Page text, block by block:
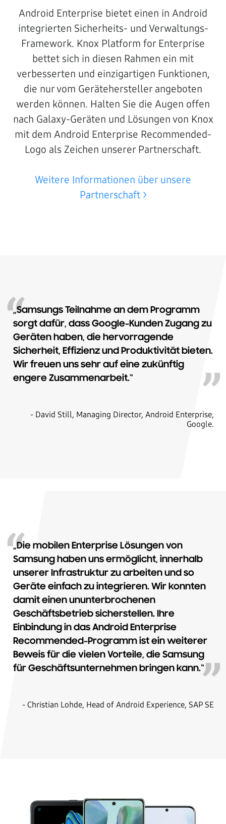
Android Enterprise bietet einen in Android
integrierten Sicherheits- und Verwaltungs-
Framework. Knox Platform for Enterprise
bettet sich in diesen Rahmen ein mit
verbesserten und einzigartigen Funktionen,
die nur vom Gerätehersteller angeboten
werden können. Halten Sie die Augen offen
nach Galaxy-Geräten und Lösungen von Knox
mit dem Android Enterprise Recommended-
Logo als Zeichen unserer Partnerschaft.
Weitere Informationen über unsere
Partnerschaft >
„Samsungs Teilnahme an dem Programm
sorgt dafür, dass Google-Kunden Zugang zu
Geräten haben, die hervorragende
Sicherheit, Effizienz und Produktivität bieten.
Wir freuen uns sehr auf eine zukünftig
engere Zusammenarbeit.“
- David Still, Managing Director, Android Enterprise,
Google.
„Die mobilen Enterprise Lösungen von
Samsung haben uns ermöglicht, innerhalb
unserer Infrastruktur zu arbeiten und so
Geräte einfach zu integrieren. Wir konnten
damit einen ununterbrochenen
Geschäftsbetrieb sicherstellen. Ihre
Einbindung in das Android Enterprise
Recommended-Programm ist ein weiterer
Beweis für die vielen Vorteile, die Samsung
für Geschäftsunternehmen bringen kann.“
- Christian Lohde, Head of Android Experience, SAP SE